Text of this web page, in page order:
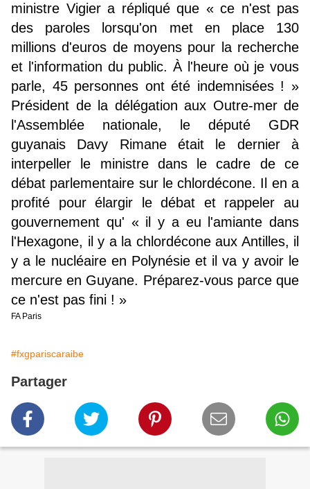
ministre Vigier a répliqué que « ce n'est pas
des paroles lorsqu'on met en place 130
millions d'euros de moyens pour la recherche
et l'information du public. À l'heure où je vous
parle, 45 personnes ont été indemnisées ! »
Président de la délégation aux Outre-mer de
l'Assemblée nationale, le député GDR
guyanais Davy Rimane était le dernier à
interpeller le ministre dans le cadre de ce
débat parlementaire sur le chlordécone. Il en a
profité pour élargir le débat et rappeler au
gouvernement qu' « il y a eu l'amiante dans
l'Hexagone, il y a la chlordécone aux Antilles, il
y a le nucléaire en Polynésie et il va y avoir le
mercure en Guyane. Préparez-vous parce que
ce n'est pas fini ! »
FA Paris
#fxgpariscaraibe
Partager